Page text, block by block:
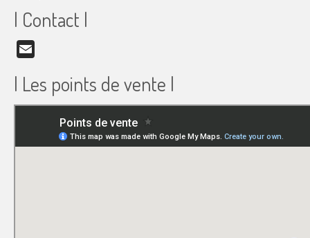
| Contact |
| Les points de vente |